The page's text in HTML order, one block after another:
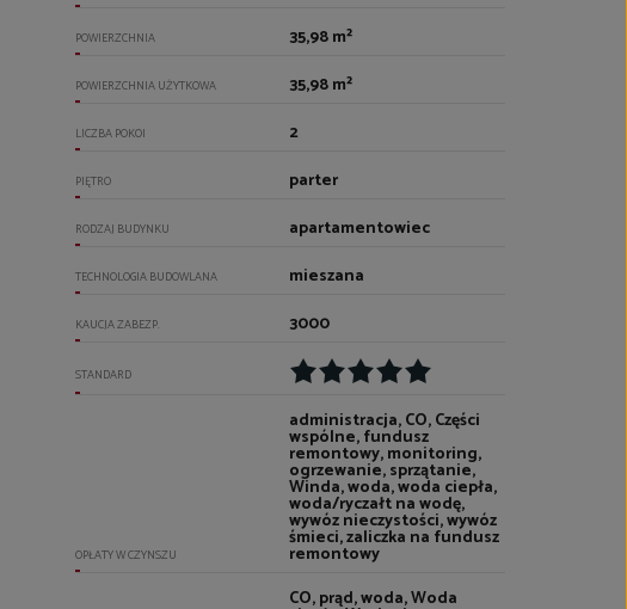
POWIERZCHNIA 35,98 m²
POWIERZCHNIA UŻYTKOWA 35,98 m²
LICZBA POKOI 2
PIĘTRO parter
RODZAJ BUDYNKU apartamentowiec
TECHNOLOGIA BUDOWLANA mieszana
KAUCJA ZABEZP. 3000
STANDARD
OPŁATY W CZYNSZU
administracja, CO, Części
wspólne, fundusz
remontowy, monitoring,
ogrzewanie, sprzątanie,
Winda, woda, woda ciepła,
woda/ryczałt na wodę,
wywóz nieczystości, wywóz
śmieci, zaliczka na fundusz
remontowy
CO, prąd, woda, Woda